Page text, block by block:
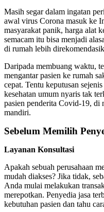
Masih segar dalam ingatan
awal virus Corona masuk ke
masyarakat panik, harga alat
semacam itu bisa menjadi
di rumah lebih
Daripada membuang waktu,
mengantar pasien ke rumah
cepat. Tentu keputusan
kesehatan umum nyaris tak
pasien penderita Covid-19, di
mandiri.
Sebelum Memilih
Layanan Konsultasi
Apakah sebuah perusahaan
mudah diakses? Jika tidak,
Anda mulai melakukan
merepotkan. Penyedia jasa
kebutuhan pasien dan tahu